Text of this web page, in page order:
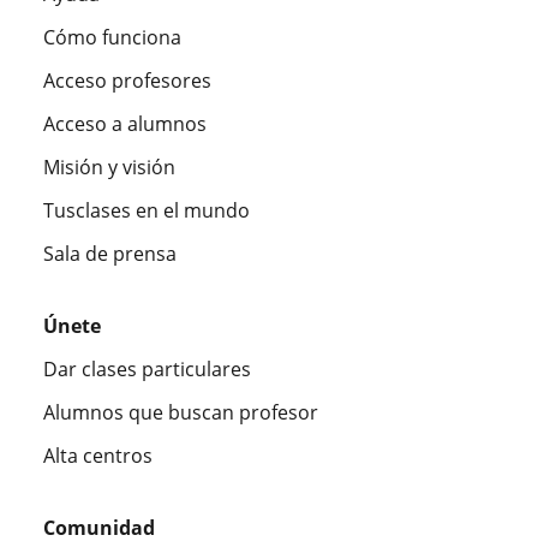
Cómo funciona
Acceso profesores
Acceso a alumnos
Misión y visión
Tusclases en el mundo
Sala de prensa
Únete
Dar clases particulares
Alumnos que buscan profesor
Alta centros
Comunidad